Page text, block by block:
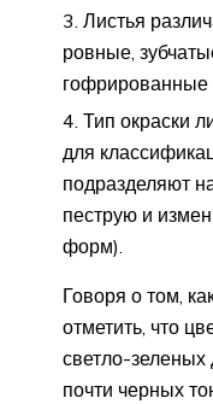
Листья
ровные,
гофрированные
Тип окраски
для
подразделяют
пеструю и
форм).
Говоря о том,
отметить, что
светло-
почти черных